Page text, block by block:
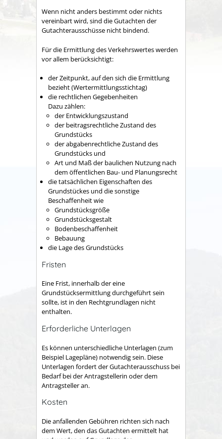
Wenn nicht anders bestimmt oder nichts
vereinbart wird, sind die Gutachten der
Gutachterausschüsse nicht bindend.
Für die Ermittlung des Verkehrswertes werden
vor allem berücksichtigt:
der Zeitpunkt, auf den sich die Ermittlung
bezieht (Wertermittlungsstichtag)
die rechtlichen Gegebenheiten
Dazu zählen:
der Entwicklungszustand
der beitragsrechtliche Zustand des
Grundstücks
der abgabenrechtliche Zustand des
Grundstücks und
Art und Maß der baulichen Nutzung nach
dem öffentlichen Bau- und Planungsrecht
die tatsächlichen Eigenschaften des
Grundstückes und die sonstige
Beschaffenheitwie
Grundstücksgröße
Grundstücksgestalt
Bodenbeschaffenheit
Bebauung
die Lage des Grundstücks
Fristen
Eine Frist, innerhalb der eine
Grundstücksermittlung durchgeführt sein
sollte, ist in den Rechtgrundlagen nicht
enthalten.
Erforderliche Unterlagen
Es können unterschiedliche Unterlagen (zum
Beispiel Lagepläne) notwendig sein. Diese
Unterlagen fordert der Gutachterausschuss bei
Bedarf bei der Antragstellerin oder dem
Antragsteller an.
Kosten
Die anfallenden Gebühren richten sich nach
dem Wert, den das Gutachten ermittelt hat